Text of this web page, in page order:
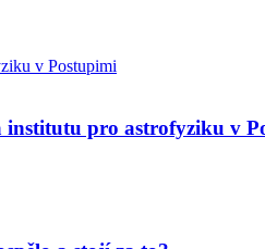
institutu pro astrofyziku v